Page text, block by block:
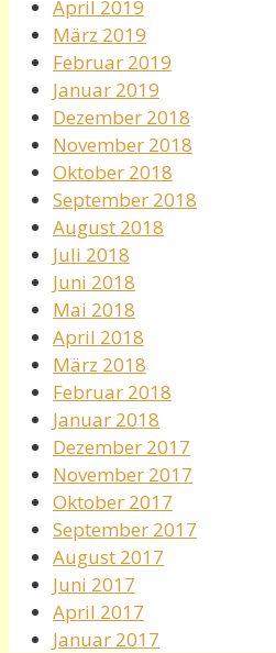
April 2019
März 2019
Februar 2019
Januar 2019
Dezember 2018
November 2018
Oktober 2018
September 2018
August 2018
Juli 2018
Juni 2018
Mai 2018
April 2018
März 2018
Februar 2018
Januar 2018
Dezember 2017
November 2017
Oktober 2017
September 2017
August 2017
Juni 2017
April 2017
Januar 2017